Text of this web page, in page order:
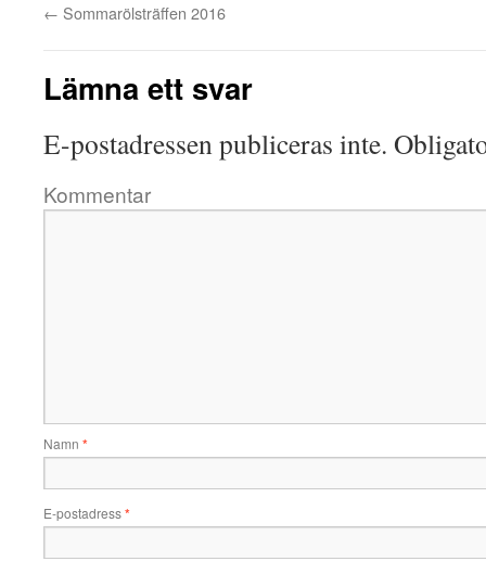
← Sommarölsträffen 2016
Lämna ett svar
E-postadressen publiceras inte.
Kommentar
Namn *
E-postadress*